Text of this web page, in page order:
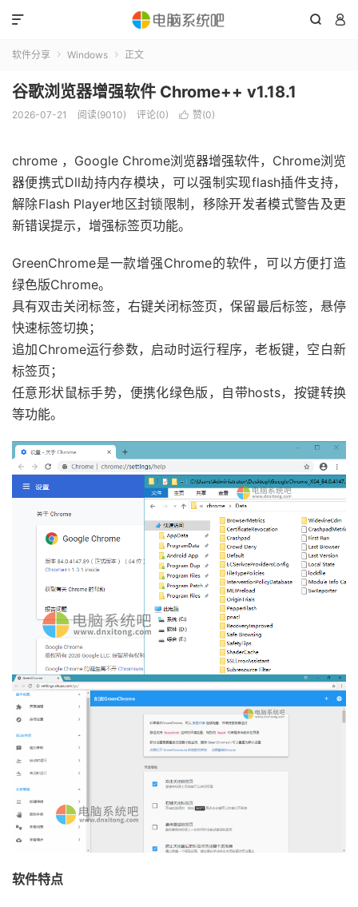
 

软件分享  Windows  正文
谷歌浏览器增强软件 Chrome++ v1.18.1
2026-07-21 阅读(9010) 评论(0)  赞(0)
chrome ，Google Chrome浏览器增强软件，Chrome浏览
器便携式Dll劫持内存模块，可以强制实现flash插件支持，
解除Flash Player地区封锁限制，移除开发者模式警告及更
新错误提示，增强标签页功能。
GreenChrome是一款增强Chrome的软件，可以方便打造
绿色版Chrome。
具有双击关闭标签，右键关闭标签页，保留最后标签，悬停
快速标签切换；
追加Chrome运行参数，启动时运行程序，老板键，空白新
标签页；
任意形状鼠标手势，便携化绿色版，自带hosts，按键转换
等功能。
软件特点